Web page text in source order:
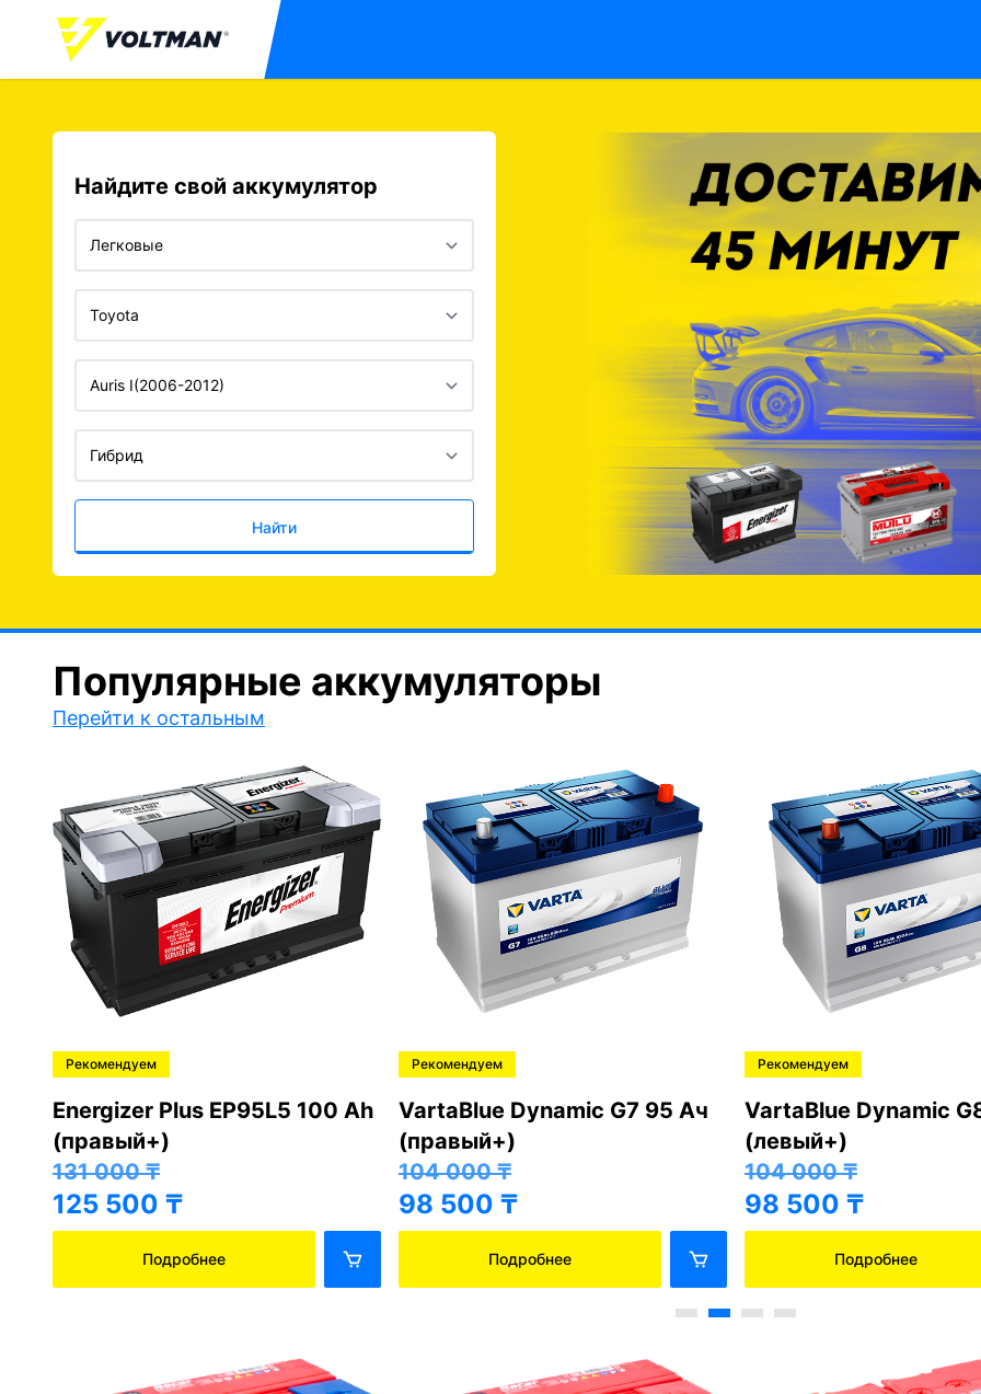
Найдите свой аккумулятор
Найти
Популярные аккумуляторы
Перейти к остальным
Рекомендуем
Energizer Plus EP95L5 100 Ah
(правый+)
131 000₸
125 500 ₸
Подробнее
Рекомендуем
VartaBlue Dynamic G7 95 Ач
(правый+)
104 000₸
98 500 ₸
Подробнее
Рекомендуем
VartaBlue Dynamic
(левый+)
104 000₸
98 500 ₸
Подробнее